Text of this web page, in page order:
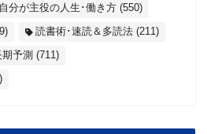
自分が主役の人生･働き方 (550)
読書術･速読＆多読法 (211)
予測 (711)